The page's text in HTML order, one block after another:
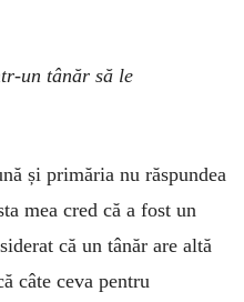
un tânăr să le
și primăria nu răspundea
mea cred că a fost un
că un tânăr are altă
câte ceva pentru